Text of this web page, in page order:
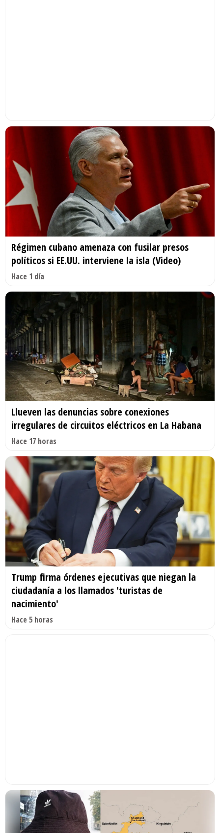
Régimen cubano amenaza con fusilar presos
políticos si EE.UU. interviene la isla (Video)
Hace 1 día
Llueven las denuncias sobre conexiones
irregulares de circuitos eléctricos en La Habana
Hace 17 horas
Trump firma órdenes ejecutivas que niegan la
ciudadanía a los llamados 'turistas de
nacimiento'
Hace 5 horas